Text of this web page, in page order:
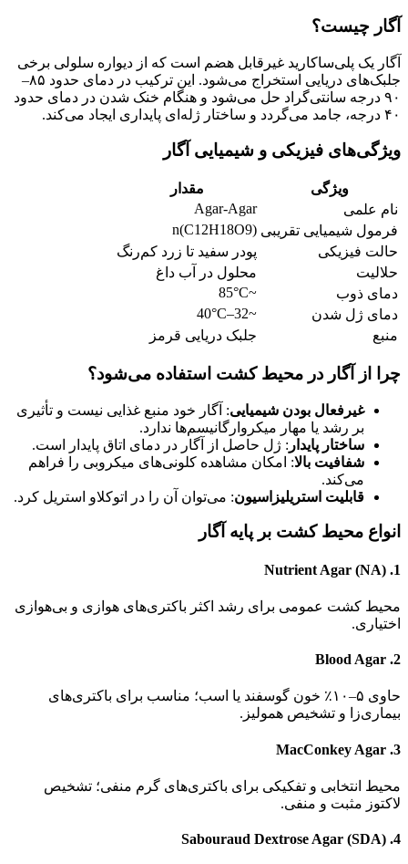
آگار چیست؟
آگار یک پلی‌ساکارید غیرقابل هضم است که از دیواره سلولی برخی
جلبک‌های دریایی استخراج می‌شود. این ترکیب در دمای حدود ۸۵–
۹۰ درجه سانتی‌گراد حل می‌شود و هنگام خنک شدن در دمای حدود
۴۰ درجه، جامد می‌گردد و ساختار ژله‌ای پایداری ایجاد می‌کند.
ویژگی‌های فیزیکی و شیمیایی آگار
ویژگی
مقدار
نام علمی
Agar-Agar
فرمول شیمیایی تقریبی (C12H18O9)n
حالت فیزیکی
پودر سفید تا زرد کم‌رنگ
حلالیت
محلول در آب داغ
دمای ذوب
~85°C
دمای ژل شدن
~32–40°C
منبع
جلبک دریایی قرمز
چرا از آگار در محیط کشت استفاده می‌شود؟
غیرفعال بودن شیمیایی: آگار خود منبع غذایی نیست و تأثیری
بر رشد یا مهار میکروارگانیسم‌ها ندارد.
ساختار پایدار : ژل حاصل از آگار در دمای اتاق پایدار است.
شفافیت بالا: امکان مشاهده کلونی‌های میکروبی را فراهم
می‌کند.
قابلیت استریلیزاسیون: می‌توان آن را در اتوکلاو استریل کرد.
انواع محیط کشت بر پایه آگار
1.
Nutrient Agar (NA)
محیط کشت عمومی برای رشد اکثر باکتری‌های هوازی و بی‌هوازی
اختیاری.
2.
Blood Agar
حاوی ۵–۱۰٪ خون گوسفند یا اسب؛ مناسب برای باکتری‌های
بیماری‌زا و تشخیص همولیز.
3.
MacConkey Agar
محیط انتخابی و تفکیکی برای باکتری‌های گرم منفی؛ تشخیص
لاکتوز مثبت و منفی.
4.
Sabouraud Dextrose Agar (SDA)